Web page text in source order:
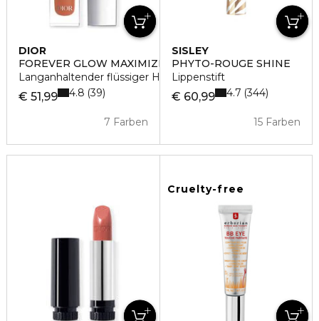
DIOR
FOREVER GLOW MAXIMIZER
Langanhaltender flüssiger Highlighter
€ 51,99
7 Farben
4.8 39
SISLEY
PHYTO-ROUGE SHINE
Lippenstift
€ 60,99
15 Farben
4.7 344
Cruelty-free